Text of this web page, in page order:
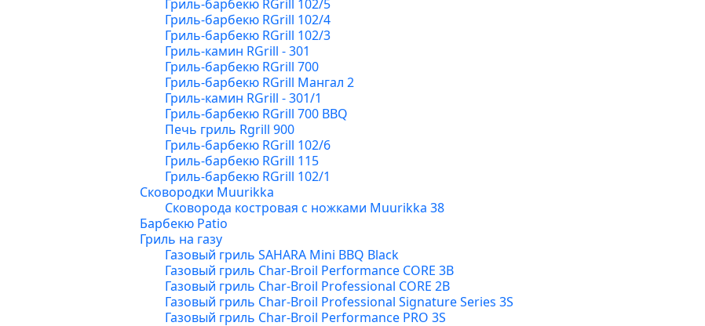
Гриль-барбекю RGrill 102/5
Гриль-барбекю RGrill 102/4
Гриль-барбекю RGrill 102/3
Гриль-камин RGrill - 301
Гриль-барбекю RGrill 700
Гриль-барбекю RGrill Мангал 2
Гриль-камин RGrill - 301/1
Гриль-барбекю RGrill 700 BBQ
Печь гриль Rgrill 900
Гриль-барбекю RGrill 102/6
Гриль-барбекю RGrill 115
Гриль-барбекю RGrill 102/1
Сковородки Muurikka
Сковорода костровая с ножками Muurikka 38
Барбекю Patio
Гриль на газу
Газовый гриль SAHARA Mini BBQ Black
Газовый гриль Char-Broil Performance CORE 3B
Газовый гриль Char-Broil Professional CORE 2B
Газовый гриль Char-Broil Professional Signature Series 3S
Газовый гриль Char-Broil Performance PRO 3S